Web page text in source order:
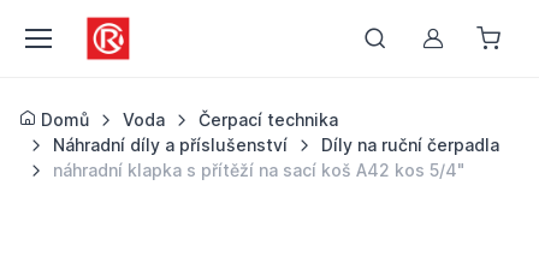
Můj účet
Domů Voda
Čerpací technika
Náhradní díly a příslušenství
Díly na ruční čerpadla
náhradní klapka s přítěží na sací koš A42 kos 5/4"